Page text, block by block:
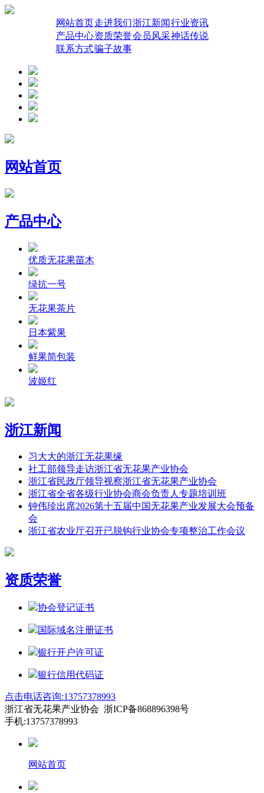
网站首页走进我们浙江新闻行业资讯
产品中心资质荣誉会员风采神话传说
联系方式骗子故事
网站首页
产品中心
优质无花果苗木
绿抗一号
无花果茶片
日本紫果
鲜果简包装
波姬红
浙江新闻
习大大的浙江无花果缘
社工部领导走访浙江省无花果产业协会
浙江省民政厅领导视察浙江省无花果产业协会
浙江省全省各级行业协会商会负责人专题培训班
钟伟珍出席2026第十五届中国无花果产业发展大会预备
会
浙江省农业厅召开已脱钩行业协会专项整治工作会议
资质荣誉
协会登记证书
国际域名注册证书
银行开户许可证
银行信用代码证
点击电话咨询:13757378993
浙江省无花果产业协会 浙ICP备868896398号
手机:13757378993
网站首页